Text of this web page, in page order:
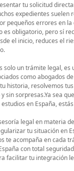
tu solicitud
expedientes
pequeños errores en
es obligatorio, pero sí
el inicio, reduces el
solo un trámite legal, es
como abogados
historia, resolvemos
sin sorpresas.Ya sea
en España,
legal en materia
tu situación en
te acompaña en cada
con total
facilitar tu integración